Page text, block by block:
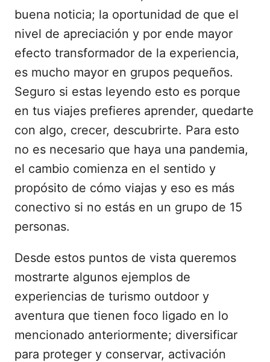
buena noticia; la oportunidad de que el
nivel de apreciación y por ende mayor
efecto transformador de la experiencia,
es mucho mayor en grupos pequeños.
Seguro si estas leyendo esto es porque
en tus viajes prefieres aprender, quedarte
con algo, crecer, descubrirte. Para esto
no es necesario que haya una pandemia,
el cambio comienza en el sentido y
propósito de cómo viajas y eso es más
conectivo si no estás en un grupo de 15
personas.
Desde estos puntos de vista queremos
mostrarte algunos ejemplos de
experiencias de turismo outdoor y
aventura que tienen foco ligado en lo
mencionado anteriormente; diversificar
para proteger y conservar, activación